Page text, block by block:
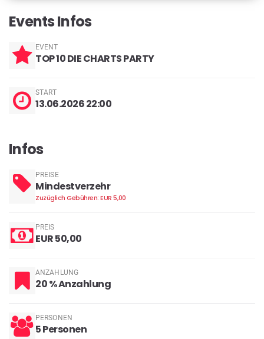
Events Infos
EVENT
TOP 10 DIE CHARTS PARTY
START
13.06.2026 22:00
Infos
PREISE
Mindestverzehr
Zuzüglich Gebühren: EUR 5,00
PREIS
EUR 50,00
ANZAHLUNG
20 % Anzahlung
PERSONEN
5 Personen